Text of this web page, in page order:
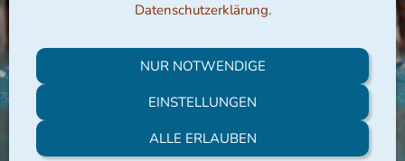
Datenschutzerklärung.
NUR NOTWENDIGE
EINSTELLUNGEN
ALLE ERLAUBEN